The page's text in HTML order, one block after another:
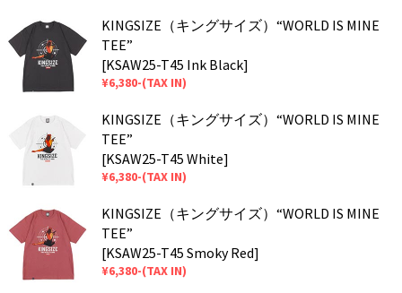
KINGSIZE（キングサイズ）“WORLD IS MINE
TEE”
[KSAW25-T45 Ink Black]
¥6,380-(TAX IN)
KINGSIZE（キングサイズ）“WORLD IS MINE
TEE”
[KSAW25-T45 White]
¥6,380-(TAX IN)
KINGSIZE（キングサイズ）“WORLD IS MINE
TEE”
[KSAW25-T45 Smoky Red]
¥6,380-(TAX IN)